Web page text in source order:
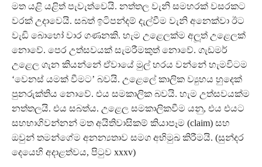
මත යළි යළිත් පැවැත්වෙයි. නත්තල වැනි සමහරක් වසරකට
වරක් උදාවෙයි. සබත් ඉටිපන්දම් දැල්වීම වැනි අනෙක්වා ඊට
වැඩි බොහෝ වාර ගණනකි. හැම උළෙලක්ම අලූත් උළෙලක්
නොවේ. පෙර උත්සවයක් සැමරීමකුත් නොවේ. ගැඩමර්
උළෙල ගැන කියන්නේ ඒවායේ මුල් හරය වන්නේ හැමවිටම
‘වෙනස් යමක් වීමට’ බවයි. උළෙලේ කාලික ව්‍යුහය හුදෙක්
පුනරුක්තිය නොවේ. එය සමකාලික බවයි. හැම උත්සවයක්ම
නත්තලයි. එය සබත්ය. උළෙල සමකාලිකවීම යනු, එය එයට
සහභාගි වන්නන් මත අයිතිවාසිකම් කියාපෑම (claim) සහ
ඔවුන් තමන්ගේම අනන්‍යතාව සමග අභිමුඛ කිරීමයි. (සුන්දර
දෙයෙහි අදාළත්වය, පිටුව xxxv)